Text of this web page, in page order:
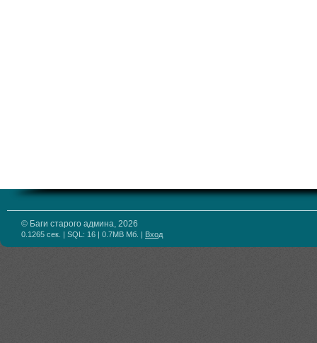
© Баги старого админа, 2026
0.1265 сек. | SQL: 16 | 0.7MB Мб. | Вход